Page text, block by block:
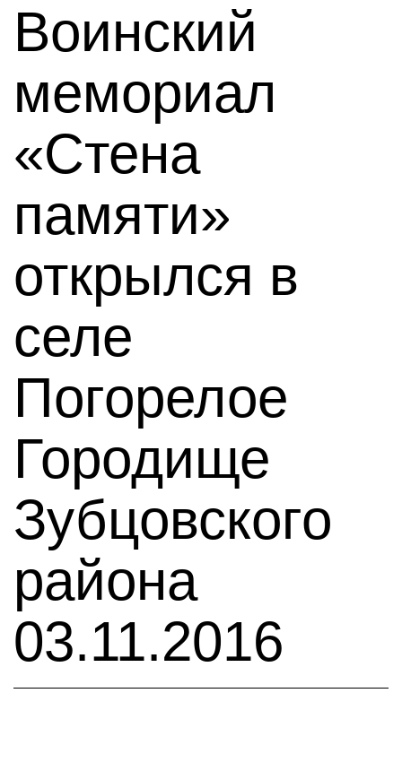
Воинский
мемориал
«Стена
памяти»
открылся в
селе
Погорелое
Городище
Зубцовского
района
03.11.2016